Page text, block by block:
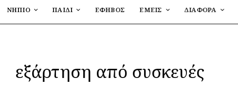
ΝΗΠΙΟ ΠΑΙΔΙ ΕΦΗΒΟΣ ΕΜΕΙΣ ΔΙΑΦΟΡΑ
εξάρτηση από συσκευές